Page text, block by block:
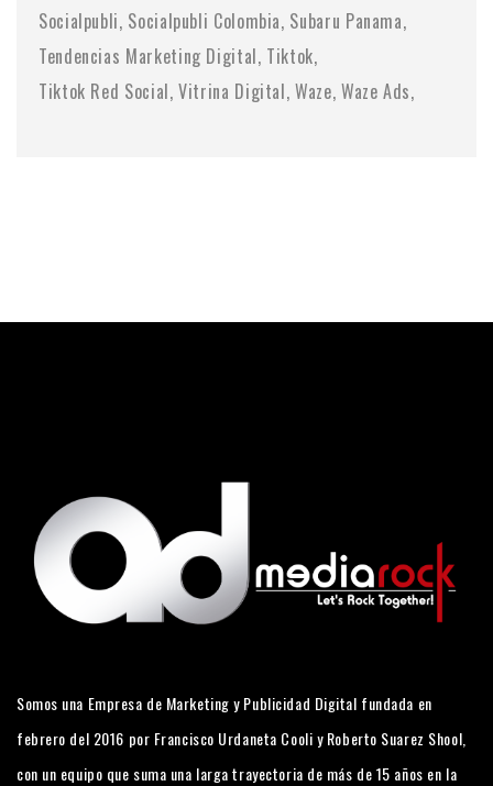
Socialpubli Socialpubli Colombia Subaru Panama
Tendencias Marketing Digital Tiktok
Tiktok Red Social Vitrina Digital Waze Waze Ads
Somos una Empresa de Marketing y Publicidad Digital fundada en
febrero del 2016 por Francisco Urdaneta Cooli y Roberto Suarez Shool,
con un equipo que suma una larga trayectoria de más de 15 años en la